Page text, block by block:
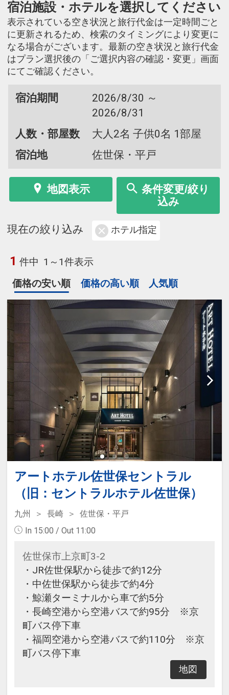
宿泊施設・ホテルを選択してください
表示されている空き状況と旅行代金は一定時間ごと
に更新されるため、検索のタイミングにより変更に
なる場合がございます。最新の空き状況と旅行代金
はプラン選択後の「ご選択内容の確認・変更」画面
にてご確認ください。
宿泊期間
2026/8/30 ～
2026/8/31
人数・部屋数
大人2名 子供0名 1部屋
宿泊地
佐世保・平戸
地図表示
条件変更/絞り
込み
現在の絞り込み ホテル指定
1 件中 1～1件表示
価格の安い順
価格の高い順 人気順
アートホテル佐世保セントラル
（旧：セントラルホテル佐世保）
九州 長崎
佐世保・平戸
In 15:00 / Out 11:00
佐世保市上京町3-2
・JR佐世保駅から徒歩で約12分
・中佐世保駅から徒歩で約4分
・鯨瀬ターミナルから車で約5分
・長崎空港から空港バスで約95分 ※京
町バス停下車
・福岡空港から空港バスで約110分 ※京
町バス停下車
地図